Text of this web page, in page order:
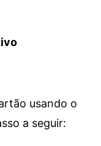
usando o
a seguir: